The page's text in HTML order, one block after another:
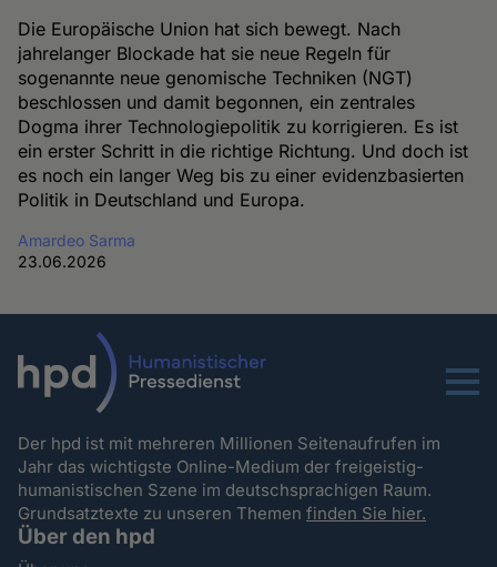
Die Europäische Union hat sich bewegt. Nach
jahrelanger Blockade hat sie neue Regeln für
sogenannte neue genomische Techniken (NGT)
beschlossen und damit begonnen, ein zentrales
Dogma ihrer Technologiepolitik zu korrigieren. Es ist
ein erster Schritt in die richtige Richtung. Und doch ist
es noch ein langer Weg bis zu einer evidenzbasierten
Politik in Deutschland und Europa.
Amardeo Sarma
23.06.2026
Menu
Der hpd ist mit mehreren Millionen Seitenaufrufen im
Jahr das wichtigste Online-Medium der freigeistig-
humanistischen Szene im deutschsprachigen Raum.
Grundsatztexte zu unseren Themenfinden Sie hier.
Über den hpd